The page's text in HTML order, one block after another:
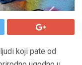
koji pate od